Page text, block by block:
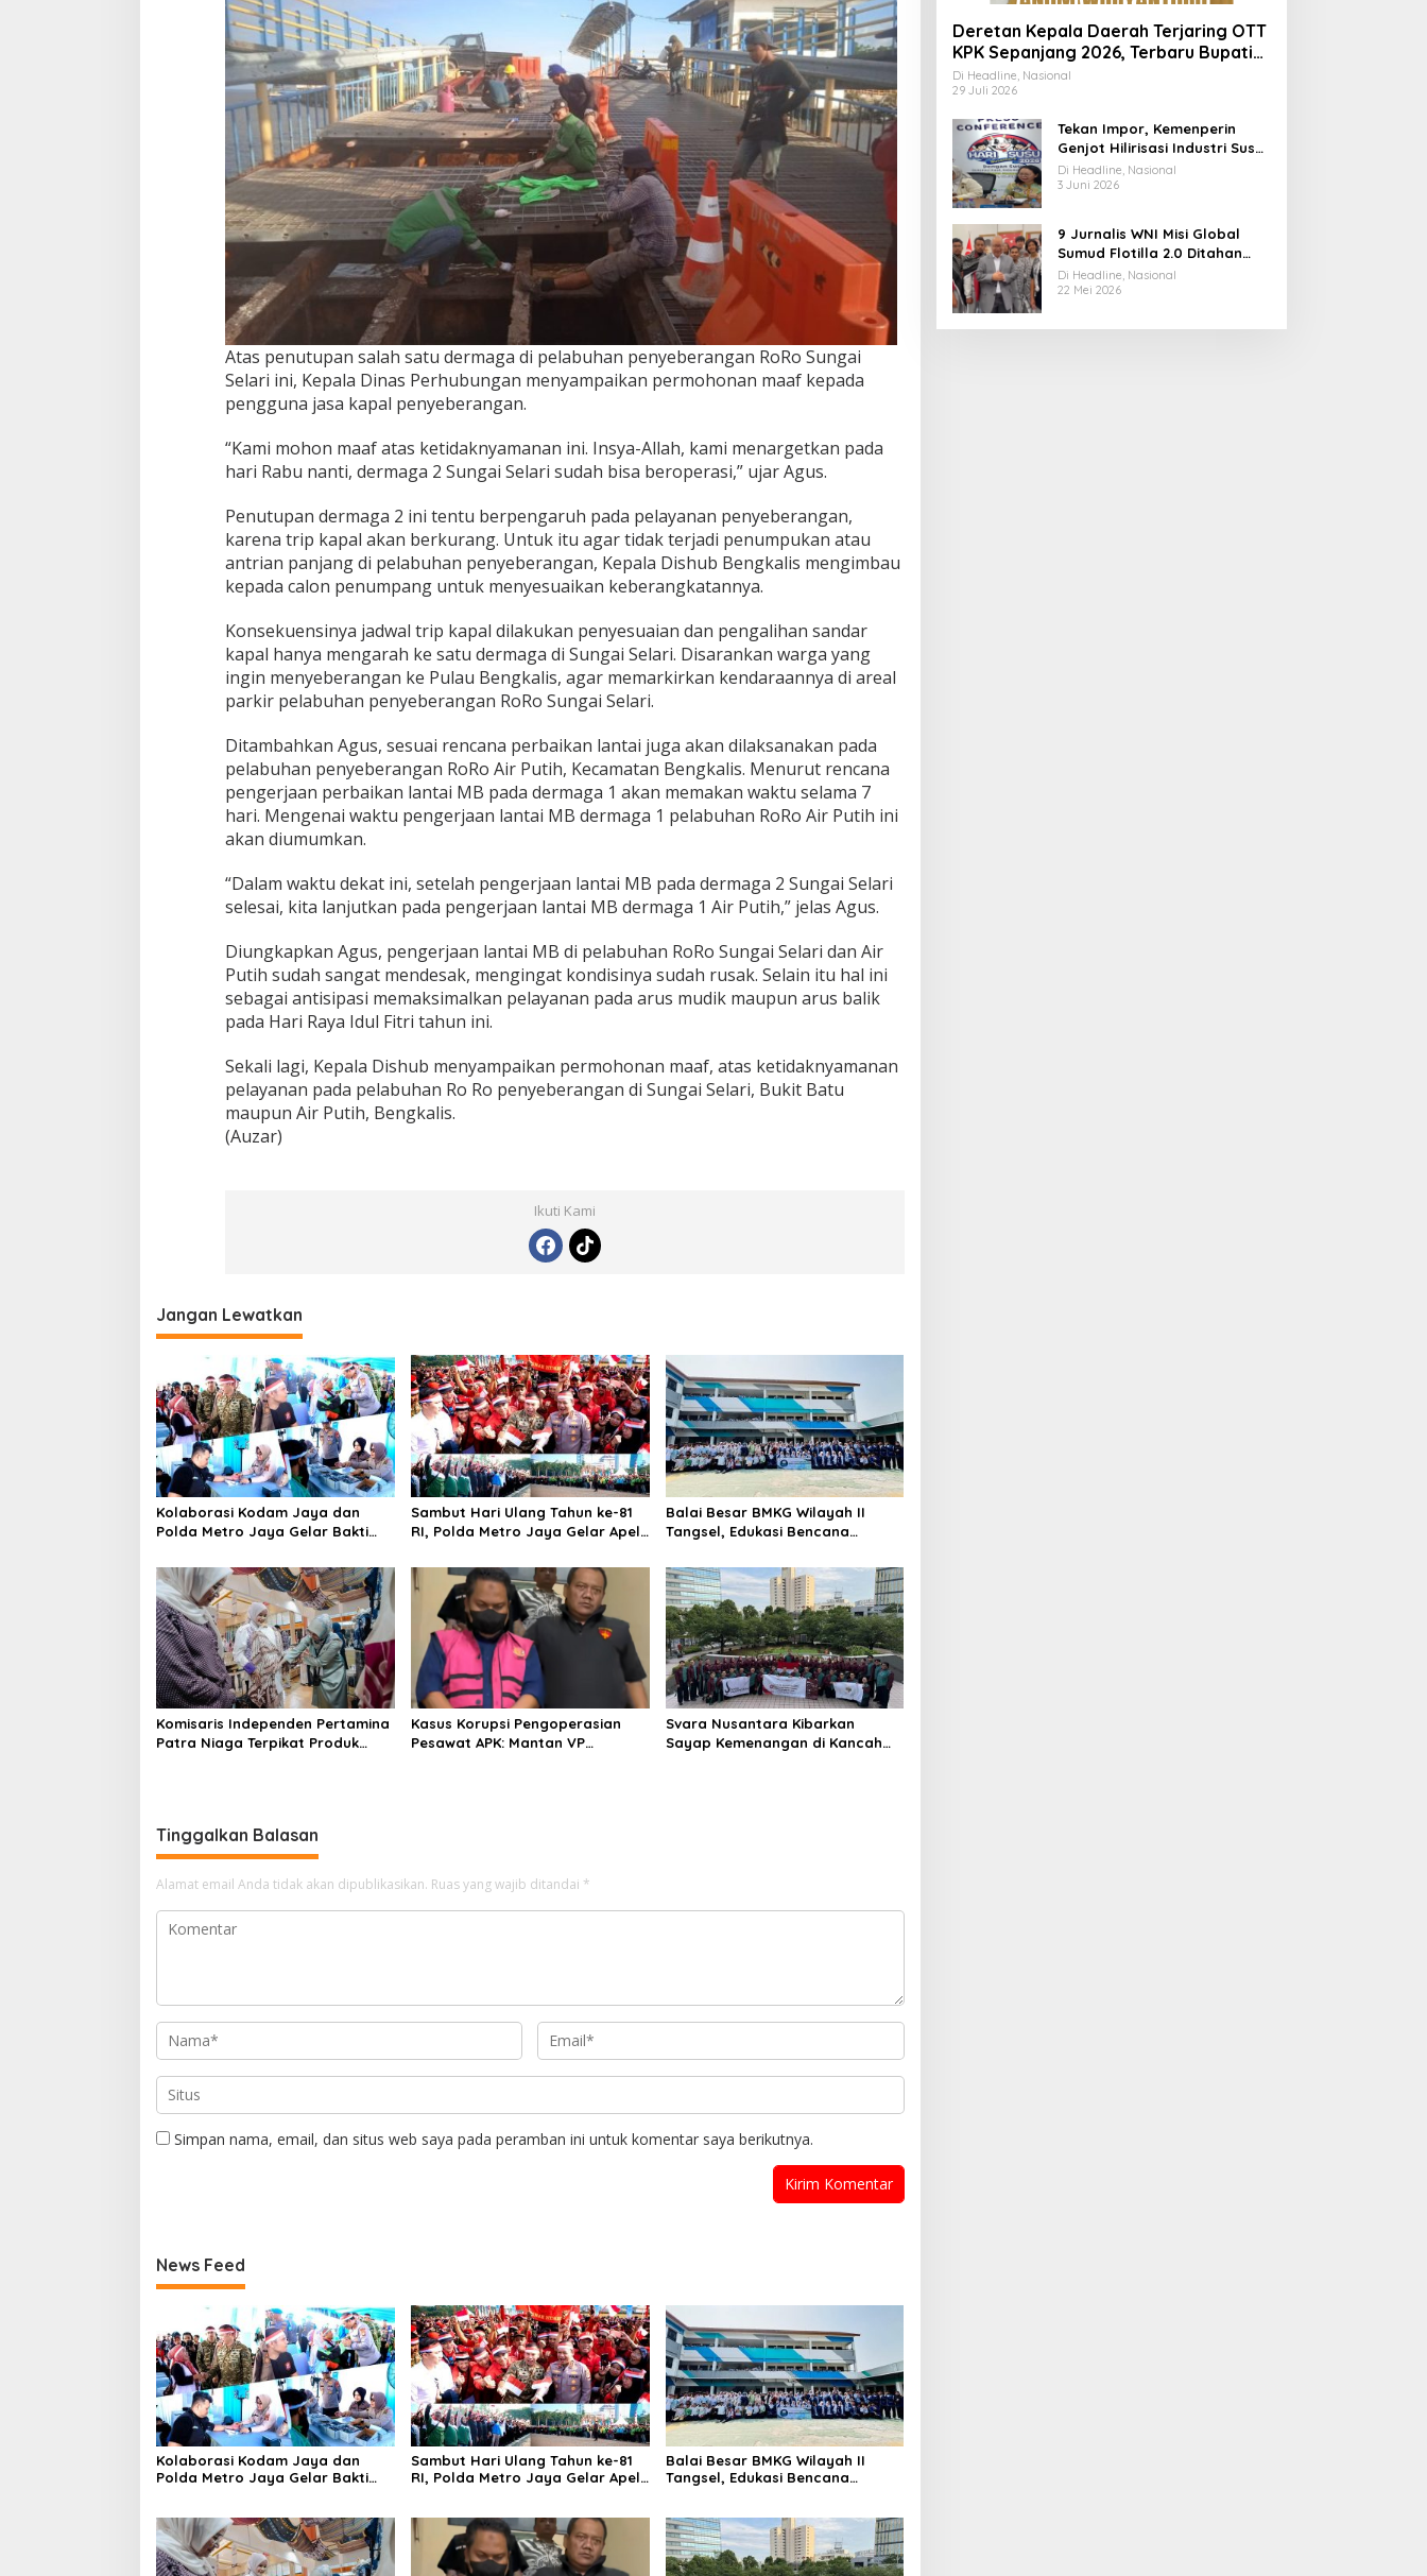
Atas penutupan salah satu dermaga di pelabuhan penyeberangan RoRo Sungai
Selari ini, Kepala Dinas Perhubungan menyampaikan permohonan maaf kepada
pengguna jasa kapal penyeberangan.
“Kami mohon maaf atas ketidaknyamanan ini. Insya-Allah, kami menargetkan pada
hari Rabu nanti, dermaga 2 Sungai Selari sudah bisa beroperasi,” ujar Agus.
Penutupan dermaga 2 ini tentu berpengaruh pada pelayanan penyeberangan,
karena trip kapal akan berkurang. Untuk itu agar tidak terjadi penumpukan atau
antrian panjang di pelabuhan penyeberangan, Kepala Dishub Bengkalis mengimbau
kepada calon penumpang untuk menyesuaikan keberangkatannya.
Konsekuensinya jadwal trip kapal dilakukan penyesuaian dan pengalihan sandar
kapal hanya mengarah ke satu dermaga di Sungai Selari. Disarankan warga yang
ingin menyeberangan ke Pulau Bengkalis, agar memarkirkan kendaraannya di areal
parkir pelabuhan penyeberangan RoRo Sungai Selari.
Ditambahkan Agus, sesuai rencana perbaikan lantai juga akan dilaksanakan pada
pelabuhan penyeberangan RoRo Air Putih, Kecamatan Bengkalis. Menurut rencana
pengerjaan perbaikan lantai MB pada dermaga 1 akan memakan waktu selama 7
hari. Mengenai waktu pengerjaan lantai MB dermaga 1 pelabuhan RoRo Air Putih ini
akan diumumkan.
“Dalam waktu dekat ini, setelah pengerjaan lantai MB pada dermaga 2 Sungai Selari
selesai, kita lanjutkan pada pengerjaan lantai MB dermaga 1 Air Putih,” jelas Agus.
Diungkapkan Agus, pengerjaan lantai MB di pelabuhan RoRo Sungai Selari dan Air
Putih sudah sangat mendesak, mengingat kondisinya sudah rusak. Selain itu hal ini
sebagai antisipasi memaksimalkan pelayanan pada arus mudik maupun arus balik
pada Hari Raya Idul Fitri tahun ini.
Sekali lagi, Kepala Dishub menyampaikan permohonan maaf, atas ketidaknyamanan
pelayanan pada pelabuhan Ro Ro penyeberangan di Sungai Selari, Bukit Batu
maupun Air Putih, Bengkalis.
(Auzar)
Ikuti Kami
Jangan Lewatkan
Kolaborasi Kodam Jaya dan
Polda Metro Jaya Gelar Bakti
Sambut Hari Ulang Tahun ke-81
RI, Polda Metro Jaya Gelar Apel
Balai Besar BMKG Wilayah II
Tangsel, Edukasi Bencana
kepada pelajar UPTD SMPN 23
Komisaris Independen Pertamina
Patra Niaga Terpikat Produk
Kasus Korupsi Pengoperasian
Pesawat APK: Mantan VP
Svara Nusantara Kibarkan
Sayap Kemenangan di Kancah
Tinggalkan Balasan
Alamat email Anda tidak akan dipublikasikan. Ruas yang wajib ditandai *
Simpan nama, email, dan situs web saya pada peramban ini untuk komentar saya berikutnya.
News Feed
Kolaborasi Kodam Jaya dan
Polda Metro Jaya Gelar Bakti
Sambut Hari Ulang Tahun ke-81
RI, Polda Metro Jaya Gelar Apel
Balai Besar BMKG Wilayah II
Tangsel, Edukasi Bencana
Deretan Kepala Daerah Terjaring OTT
KPK Sepanjang 2026, Terbaru Bupati
Pemalang Anom Widiyantoro
Di Headline, Nasional
29 Juli 2026
Tekan Impor, Kemenperin
Genjot Hilirisasi Industri Susu
Lewat Momen Hari Susu
Nusantara 2026
Di Headline, Nasional
3 Juni 2026
9 Jurnalis WNI Misi Global
Sumud Flotilla 2.0 Ditahan
Militer Israel, Kini Dibebaskan
dan Dievakuasi ke Istanbul
Di Headline, Nasional
22 Mei 2026